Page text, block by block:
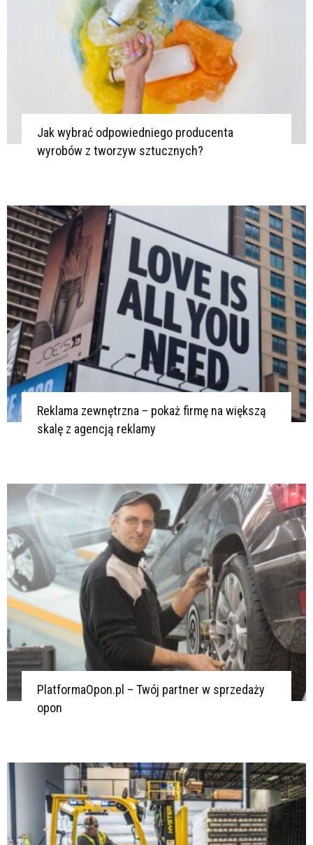
Jak wybrać odpowiedniego producenta
wyrobów z tworzyw sztucznych?
Reklama zewnętrzna – pokaż firmę na większą
skalę z agencją reklamy
PlatformaOpon.pl – Twój partner w sprzedaży
opon